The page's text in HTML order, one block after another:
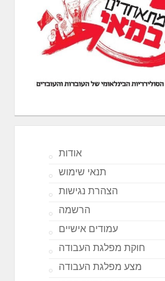
אודות
תנאי שימוש
הצהרת נגישות
הרשמה
עמודים אישיים
חוקת מפלגת העבודה
מצע מפלגת העבודה